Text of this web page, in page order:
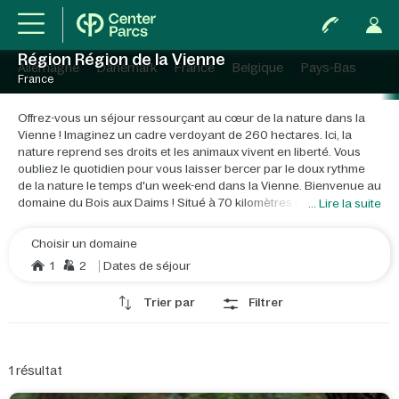
Allemagne Danemark France Belgique Pays-Bas
Région Région de la Vienne
France
Offrez-vous un séjour ressourçant au cœur de la nature dans la
Vienne ! Imaginez un cadre verdoyant de 260 hectares. Ici, la
nature reprend ses droits et les animaux vivent en liberté. Vous
oubliez le quotidien pour vous laisser bercer par le doux rythme
de la nature le temps d'un week-end dans la Vienne. Bienvenue au
domaine du Bois aux Daims ! Situé à 70 kilomètres de Poitiers et
amoureux de la nature. Propice à un séjour détente, la Vienne
nature, la faune et la flore. Vous vous installerez dans un cottage
construites en bois, celles-ci vous permettront de conjuguer luxe
accès à une myriade d'activités adaptées pour un séjour avec
... Lire la suite
Choisir un domaine
1
2 Dates de séjour
Trier par Filtrer
1 résultat